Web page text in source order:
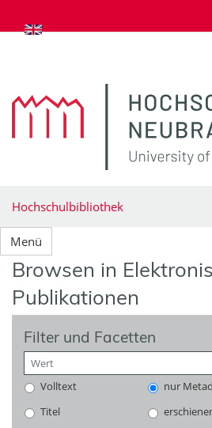
zum Inhalt springen
Hochschulbibliothek
Menü
Browsen in
Publikationen
Filter und Facetten
Volltext
nur
Titel